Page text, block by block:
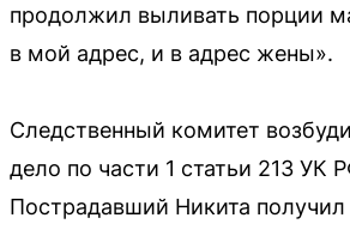
продолжил выливать порции
в мой адрес, и в адрес жены».
Следственный комитет
дело по части 1 статьи 213 УК
Пострадавший Никита